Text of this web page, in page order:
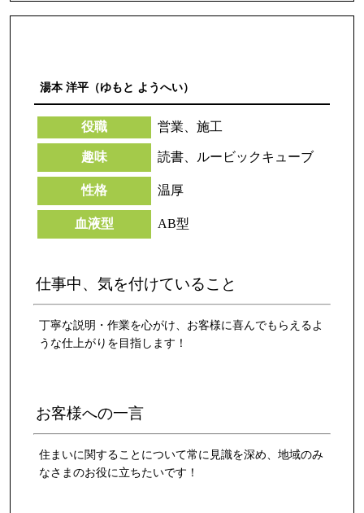
湯本 洋平（ゆもと ようへい）
役職 営業、施工
趣味 読書、ルービックキューブ
性格 温厚
血液型 AB型
仕事中、気を付けていること
丁寧な説明・作業を心がけ、お客様に喜んでもらえるよ
うな仕上がりを目指します！
お客様への一言
住まいに関することについて常に見識を深め、地域のみ
なさまのお役に立ちたいです！